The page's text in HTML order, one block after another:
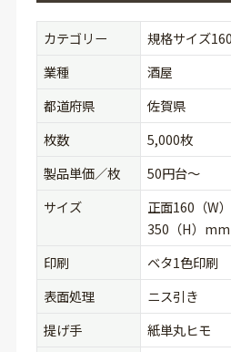
カテゴリー
規格サイズ160
業種
酒屋
都道府県
佐賀県
枚数
5,000枚
製品単価／枚
50円台〜
サイズ
正面160（W
350（H）mm
印刷
ベタ1色印刷
表面処理
ニス引き
提げ手
紙単丸ヒモ